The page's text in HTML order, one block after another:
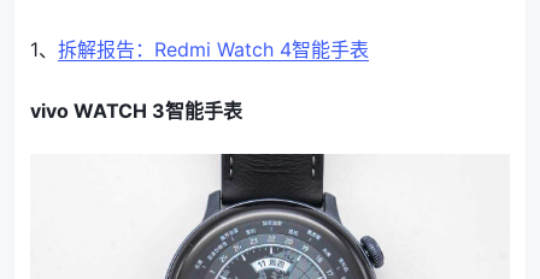
1、 拆解报告：Redmi Watch 4智能手表
vivo WATCH 3智能手表